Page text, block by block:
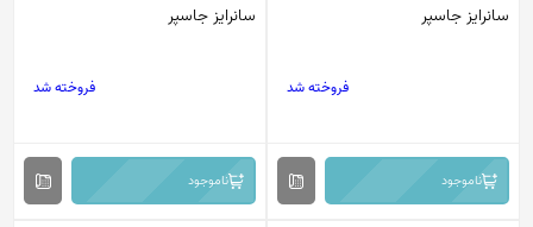
سانرایز جاسپر
فروخته شد
ناموجود
سانرایز جاسپر
فروخته شد
ناموجود